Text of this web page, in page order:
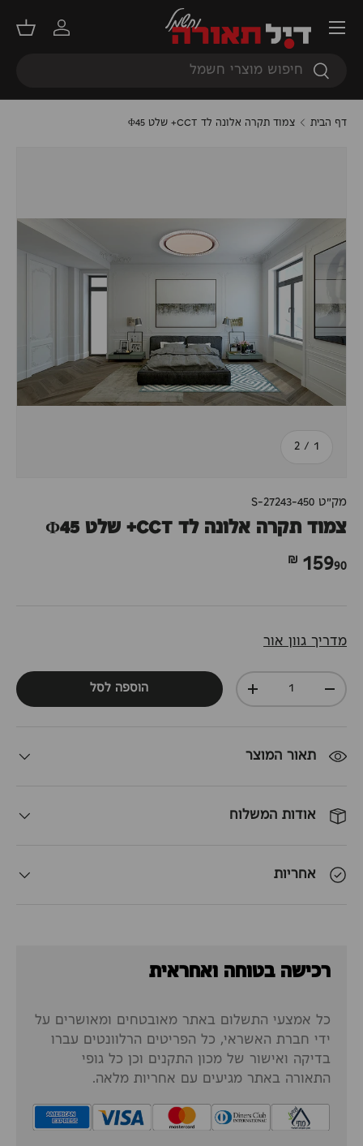
דילוג
חיפוש
חיפוש
התחברות
סל
תפריט
דף הבית צמוד תקרה אלונה לד CCT+ שלט Φ45
1
/ מתוך
2
מק"ט S-27243-450
צמוד תקרה אלונה לד CCT+ שלט Φ45
15990 ₪
מדריך גוון אור
כמות
-
+ הוספה לסל
תאור המוצר
אודות המשלוח
אחריות
רכישה בטוחה ואחראית
כל אמצעי התשלום באתר מאובטחים ומאושרים על
ידי חברת האשראי, כל הפריטים הרלוונטים עברו
בדיקה ואישור של מכון התקנים וכן כל גופי
התאורה באתר מגיעים עם אחריות מלאה.